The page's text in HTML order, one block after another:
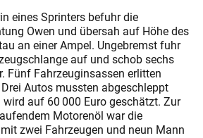
eines Sprinters befuhr die
Owen und übersah auf Höhe des
an einer Ampel. Ungebremst fuhr
auf und schob sechs
Fünf Fahrzeuginsassen erlitten
Autos mussten abgeschleppt
wird auf 60 000 Euro geschätzt. Zur
Motorenöl war die
zwei Fahrzeugen und neun Mann